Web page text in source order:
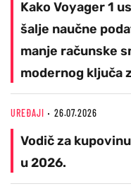
Kako Voyager 1
šalje naučne
manje računske
modernog ključa
UREĐAJI 26.07.2026
Vodič za
u 2026.